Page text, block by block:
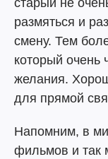
размяться и
смену. Тем
который очень
желания.
для прямой
Напомним, в
фильмов и так